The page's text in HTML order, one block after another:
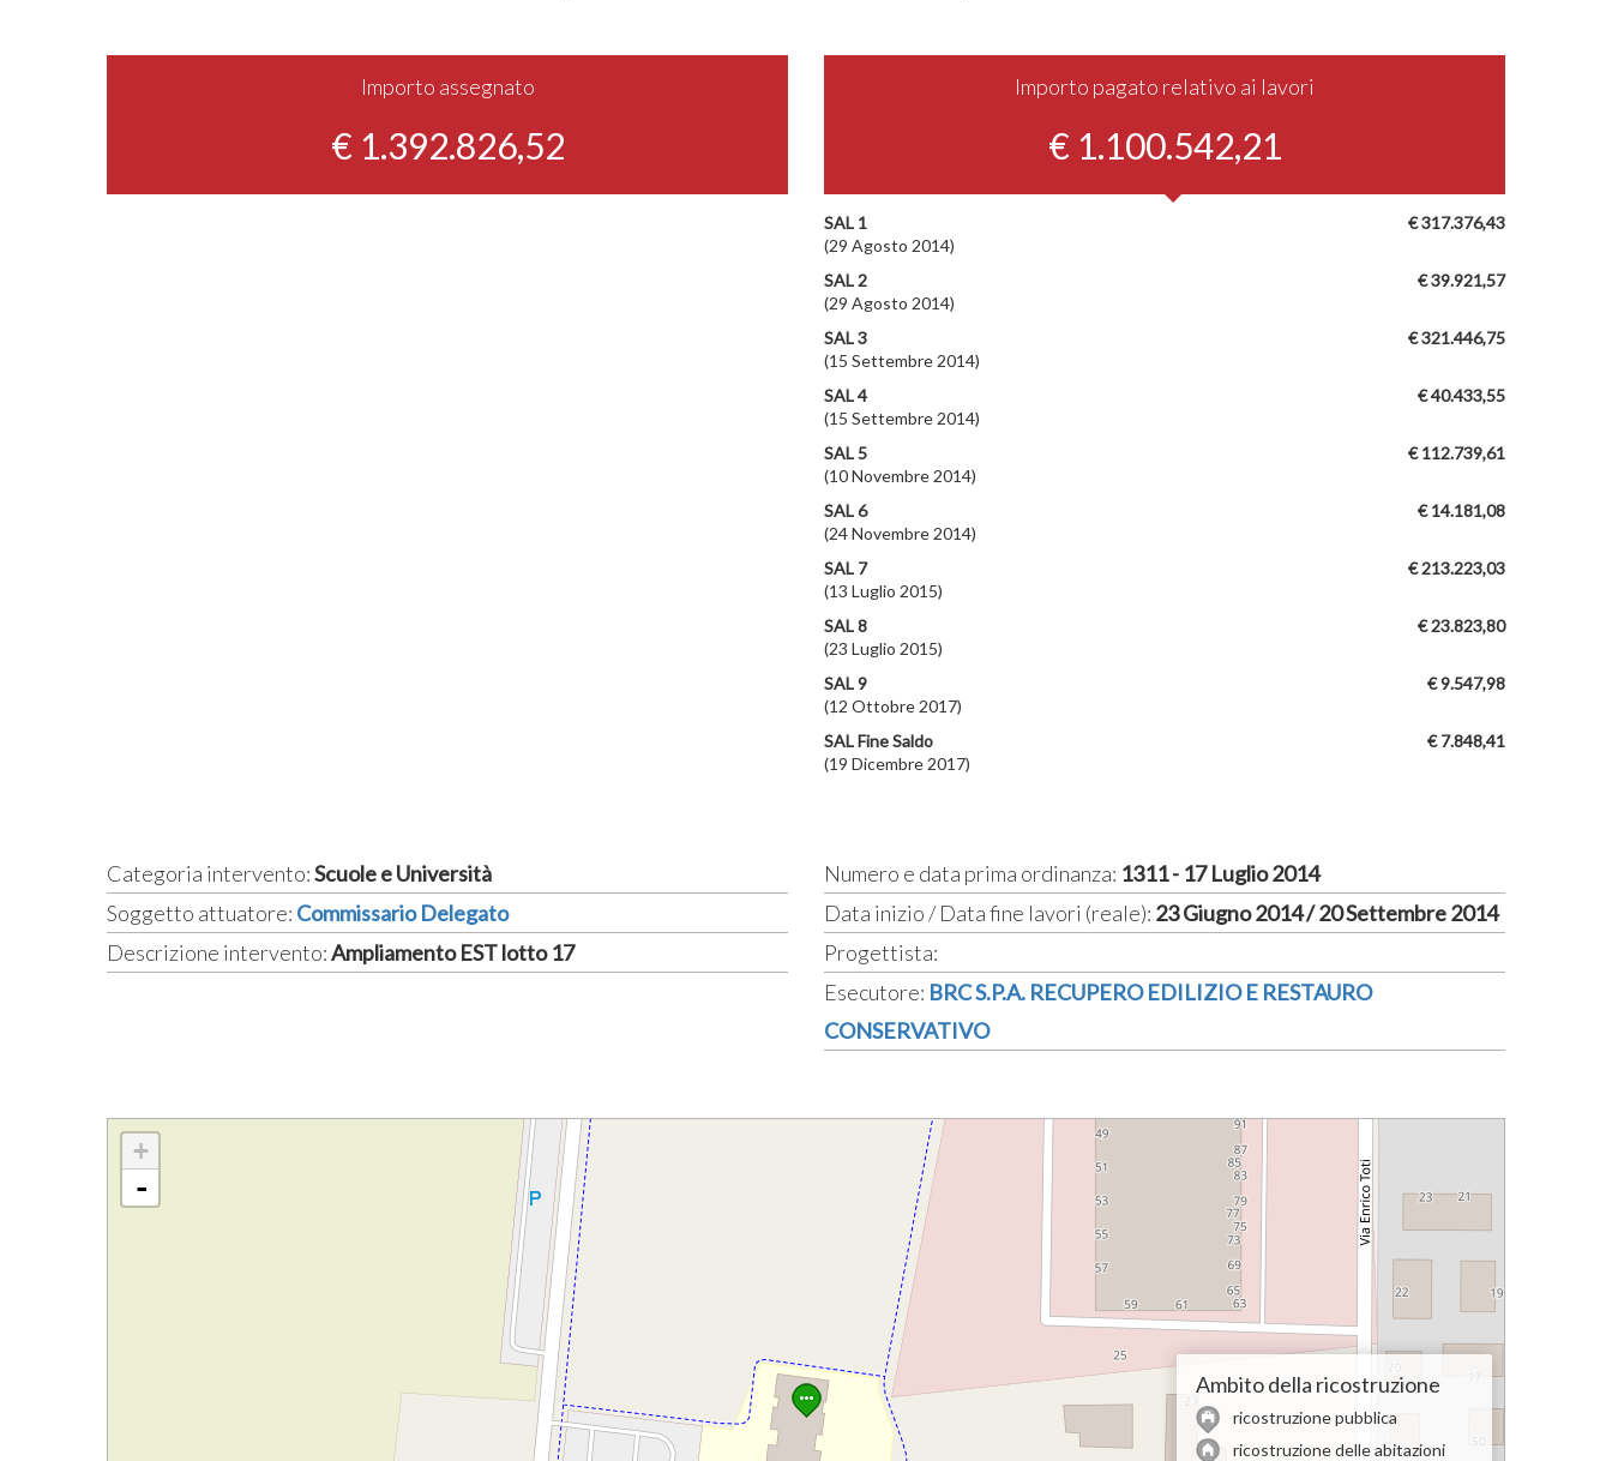
Importo assegnato
€ 1.392.826,52
Importo pagato relativo ai lavori
€ 1.100.542,21
€ 317.376,43
SAL 1
(29 Agosto 2014)
€ 39.921,57
SAL 2
(29 Agosto 2014)
€ 321.446,75
SAL 3
(15 Settembre 2014)
€ 40.433,55
SAL 4
(15 Settembre 2014)
€ 112.739,61
SAL 5
(10 Novembre 2014)
€ 14.181,08
SAL 6
(24 Novembre 2014)
€ 213.223,03
SAL 7
(13 Luglio 2015)
€ 23.823,80
SAL 8
(23 Luglio 2015)
€ 9.547,98
SAL 9
(12 Ottobre 2017)
€ 7.848,41
SAL Fine Saldo
(19 Dicembre 2017)
Categoria intervento:Scuole e Università
Soggetto attuatore: Commissario Delegato
Descrizione intervento:Ampliamento EST lotto 17
Numero e data prima ordinanza: 1311 - 17 Luglio 2014
Data inizio / Data fine lavori (reale): 23 Giugno 2014 / 20 Settembre 2014
Progettista:
Esecutore: BRC S.P.A. RECUPERO EDILIZIO E RESTAURO
CONSERVATIVO
+
-
Ambito della ricostruzione
ricostruzione pubblica
ricostruzione delle abitazioni